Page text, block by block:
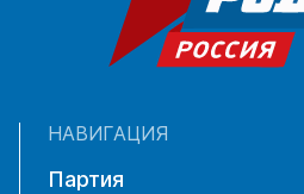
НАВИГАЦИЯ
Партия